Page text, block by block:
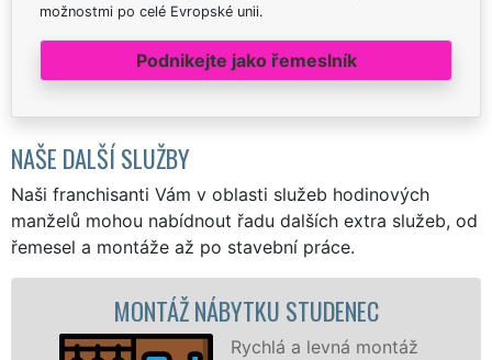
možnostmi po celé Evropské unii.
Podnikejte jako řemeslník
NAŠE DALŠÍ SLUŽBY
Naši franchisanti Vám v oblasti služeb hodinových
manželů mohou nabídnout řadu dalších extra služeb, od
řemesel a montáže až po stavební práce.
MONTÁŽ NÁBYTKU STUDENEC
Rychlá a levná montáž